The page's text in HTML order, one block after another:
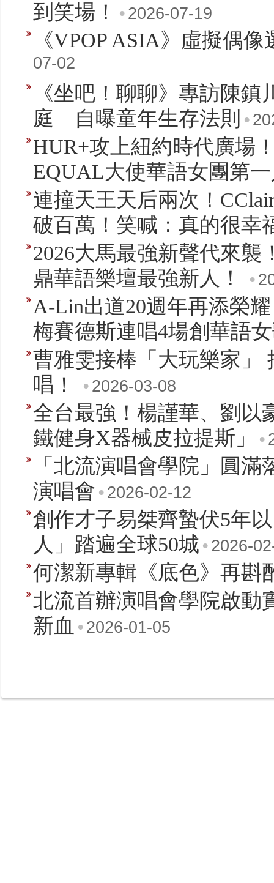
到笑場！
• 2026-07-19
《VPOP ASIA》虛擬偶
07-02
《坐吧！聊聊》專訪陳
庭 自曝童年生存法則 •
HUR+攻上紐約時代廣場
EQUAL大使華語女團第
連撞天王天后兩次！
破百萬！笑喊：真的很幸
2026大馬最強新聲代來襲
鼎華語樂壇最強新人！
•
A-Lin出道20週年再添榮
梅賽德斯連唱4場創華語
曹雅雯接棒「大玩樂家」
唱！
• 2026-03-08
全台最強！楊謹華、劉以
鐵健身X器械皮拉提斯」
•
「北流演唱會學院」圓
演唱會 • 2026-02-12
創作才子易桀齊蟄伏5年
人」踏遍全球50城 • 2026-
何潔新專輯《底色》再斟
北流首辦演唱會學院啟動
新血 • 2026-01-05